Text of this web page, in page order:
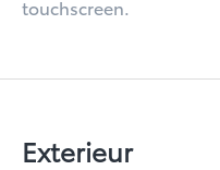
touchscreen.
Exterieur